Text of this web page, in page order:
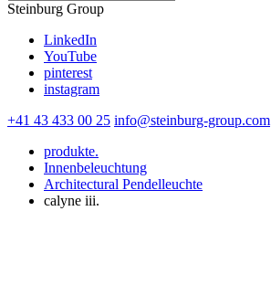
Steinburg Group
LinkedIn
YouTube
pinterest
instagram
+41 43 433 00 25 info@steinburg-group.com
produkte.
Innenbeleuchtung
Architectural Pendelleuchte
calyne iii.